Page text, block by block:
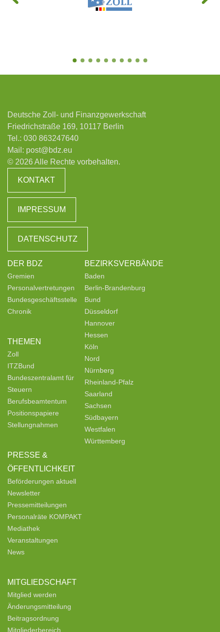
Deutsche Zoll- und Finanzgewerkschaft
Friedrichstraße 169, 10117 Berlin
Tel.: 030 863247640
Mail: post@bdz.eu
© 2026 Alle Rechte vorbehalten.
KONTAKT
IMPRESSUM
DATENSCHUTZ
DER BDZ
Gremien
Personalvertretungen
Bundesgeschäftsstelle
Chronik
THEMEN
Zoll
ITZBund
Bundeszentralamt für
Steuern
Berufsbeamtentum
Positionspapiere
Stellungnahmen
PRESSE &
ÖFFENTLICHKEIT
Beförderungen aktuell
Newsletter
Pressemitteilungen
Personalräte KOMPAKT
Mediathek
Veranstaltungen
News
MITGLIEDSCHAFT
Mitglied werden
Änderungsmitteilung
Beitragsordnung
Mitgliederbereich
BEZIRKSVERBÄNDE
Baden
Berlin-Brandenburg
Bund
Düsseldorf
Hannover
Hessen
Köln
Nord
Nürnberg
Rheinland-Pfalz
Saarland
Sachsen
Südbayern
Westfalen
Württemberg